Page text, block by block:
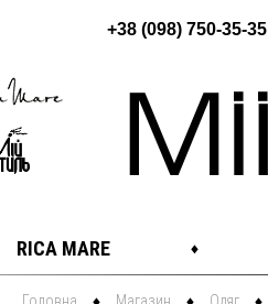
+38 (098) 750-35-35
RICA MARE